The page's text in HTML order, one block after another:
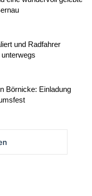
und Radfahrer
Börnicke: Einladung